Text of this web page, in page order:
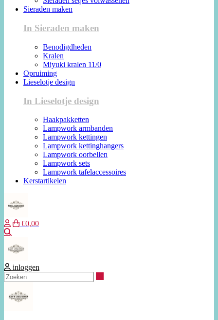
Sieraden maken
In Sieraden maken
Benodigdheden
Kralen
Miyuki kralen 11/0
Opruiming
Lieselotje design
In Lieselotje design
Haakpakketten
Lampwork armbanden
Lampwork kettingen
Lampwork kettinghangers
Lampwork oorbellen
Lampwork sets
Lampwork tafelaccessoires
Kerstartikelen
€0,00
inloggen